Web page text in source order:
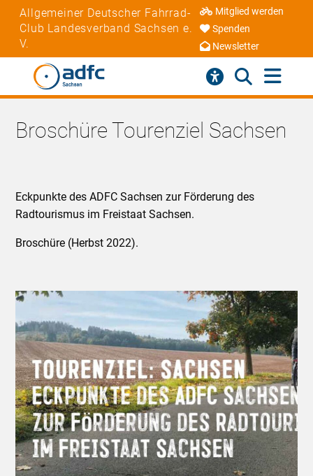
Allgemeiner Deutscher Fahrrad-
Club Landesverband Sachsen e.
V.
Mitglied werden
Spenden
Newsletter
Broschüre Tourenziel Sachsen
Eckpunkte des ADFC Sachsen zur Förderung des
Radtourismus im Freistaat Sachsen.
Broschüre (Herbst 2022).